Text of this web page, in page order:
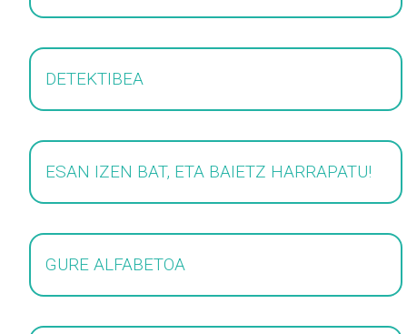
DETEKTIBEA
ESAN IZEN BAT, ETA BAIETZ HARRAPATU!
GURE ALFABETOA